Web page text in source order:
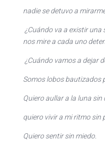
nadie se detuvo a
¿Cuándo va a existir
nos mire a cada uno
¿Cuándo vamos a dejar
Somos lobos bautizados
Quiero aullar a la luna sin
quiero vivir a mi ritmo sin
Quiero sentir sin miedo.